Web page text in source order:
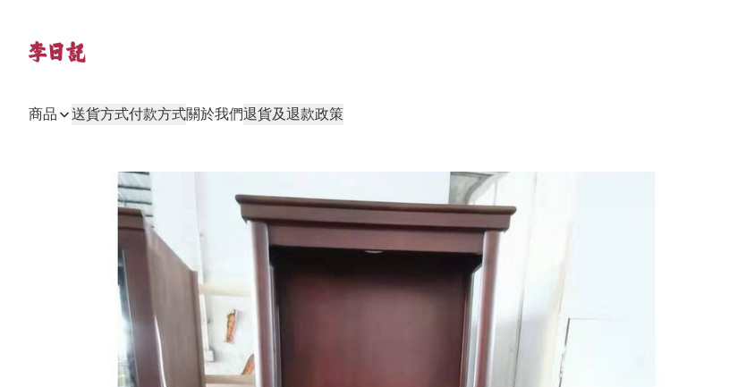
商品 送貨方式付款方式關於我們退貨及退款政策